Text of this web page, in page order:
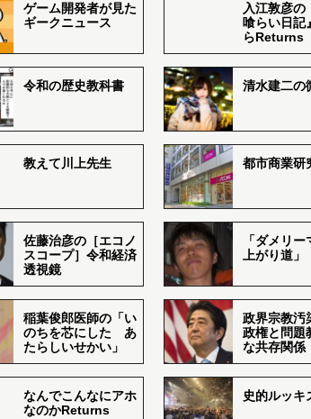
ゲーム開発者が見た
ギークニュース
入江敦彦の
喰らい日記
らReturns
令和の歴史教科書 清水建二の
教えて川上先生 都市商業研
佐藤治彦の［エコノ
スコープ］令和経済
透視鏡
「ダメリー
上がり道」
稲葉俊郎医師の「い
のちを芯にした あ
たらしいせかい」
政界宗教汚
政権と問題
な共存関係
なんでこんなにアホ
なのかReturns
史的ルッキ